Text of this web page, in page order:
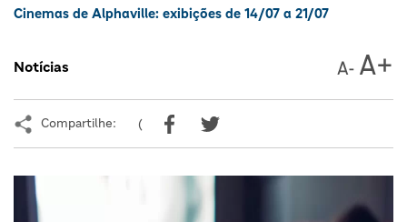
Cinemas de Alphaville: exibições de 14/07 a 21/07
Notícias
Compartilhe: (